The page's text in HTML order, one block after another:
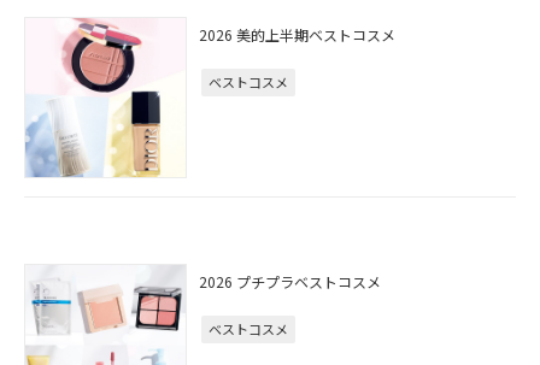
2026 美的上半期ベストコスメ
ベストコスメ
2026 プチプラベストコスメ
ベストコスメ